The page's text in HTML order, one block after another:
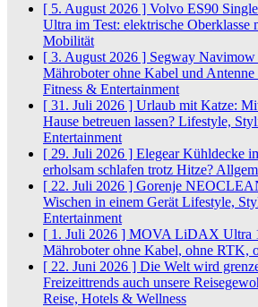
[ 5. August 2026 ] Volvo ES90
Ultra im Test: elektrische Oberklasse
Mobilität
[ 3. August 2026 ] Segway
Mähroboter ohne Kabel und Antenne
Fitness & Entertainment
[ 31. Juli 2026 ] Urlaub mit Katze:
Hause betreuen lassen? Lifestyle,
Entertainment
[ 29. Juli 2026 ] Elegear Kühldecke
erholsam schlafen trotz Hitze?
[ 22. Juli 2026 ] Gorenje
Wischen in einem Gerät Lifestyle,
Entertainment
[ 1. Juli 2026 ] MOVA LiDAX Ultra
Mähroboter ohne Kabel, ohne RTK,
[ 22. Juni 2026 ] Die Welt wird
Freizeittrends auch unsere
Reise, Hotels & Wellness